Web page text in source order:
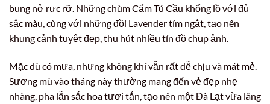
bung nở rực rỡ. Những chùm Cẩm Tú Cầu khổng lồ với đủ
sắc màu, cùng với những đồi Lavender tím ngắt, tạo nên
khung cảnh tuyệt đẹp, thu hút nhiều tín đồ chụp ảnh.
Mặc dù có mưa, nhưng không khí vẫn rất dễ chịu và mát mẻ.
Sương mù vào tháng này thường mang đến vẻ đẹp nhẹ
nhàng, pha lẫn sắc hoa tươi tắn, tạo nên một Đà Lạt vừa lãng